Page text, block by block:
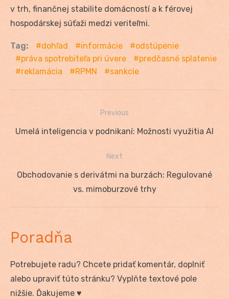
v trh, finančnej stabilite domácností a k férovej
hospodárskej súťaži medzi veriteľmi.
Tag: dohľad informácie
odstúpenie
práva spotrebiteľa pri úvere
predčasné splatenie
reklamácia
RPMN sankcie
Navigácia
Previous
Previous
Umelá inteligencia v podnikaní: Možnosti využitia AI
Next
Next
Obchodovanie s derivátmi na burzách: Regulované
vs. mimoburzové trhy
Poradňa
Potrebujete radu? Chcete pridať komentár, doplniť
alebo upraviť túto stránku? Vyplňte textové pole
nižšie. Ďakujeme ♥